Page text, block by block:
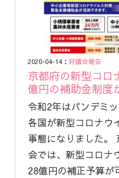
2020-04-14：府議会報告
京都府の新型コロ
億円の補助金制度
令和2年はパンデミ
各国が新型コロナウ
事態になりました。
会では、新型コロナ
28億円の補正予算